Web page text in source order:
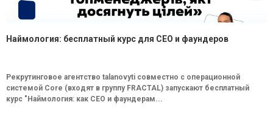
Наймология: бесплатный курс для CEO и фаундеров
Рекрутинговое агентство talanovyti совместно с операционной
системой Core (входят в группу FRACTAL) запускают бесплатный
курс "Наймология: как СEO и фаундерам...